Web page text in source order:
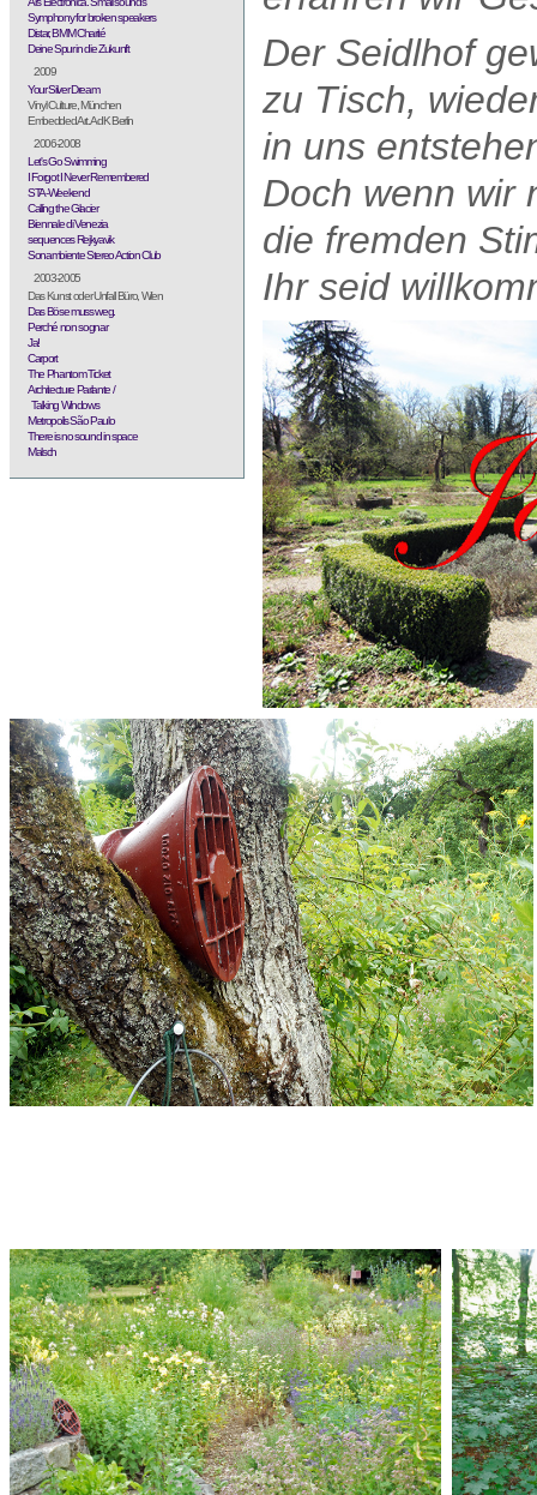
Symphony for broken speakers
Distar, BMM Charité
Deine Spur in die Zukunft
2009
Your Silver Dream
Vinyl Culture, München
Embedded Art. AdK Berlin
2006-2008
Let's Go Swimming
I Forgot I Never Remembered
STA-Weekend
Calling the Glacier
Biennale di Venezia
sequences Rejkyavik
Sonambiente Stereo Action Club
2003-2005
Das Kunst oder Unfall Büro, Wien
Das Böse muss weg.
Perché non sognar
Ja!
Carport
The Phantom Ticket
Architecture Parlante /
Talking Windows
Metropolis São Paulo
There is no sound in space
Malsch
Der Seidlhof
zu Tisch,
in uns
Doch wenn wir
die fremden
Ihr seid